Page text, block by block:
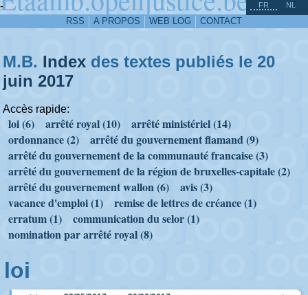
-
RSS A PROPOS WEB LOG CONTACT
FR NL
M.B. Index des textes publiés le 20
juin 2017
Accès rapide:
loi (6) arrêté royal (10)
arrêté ministériel (14)
ordonnance (2)
arrêté du gouvernement flamand (9)
arrêté du gouvernement de la communauté francaise (3)
arrêté du gouvernement de la région de bruxelles-capitale (2)
arrêté du gouvernement wallon (6)
avis (3)
vacance d'emploi (1)
remise de lettres de créance (1)
erratum (1)
communication du selor (1)
nomination par arrêté royal (8)
loi
^